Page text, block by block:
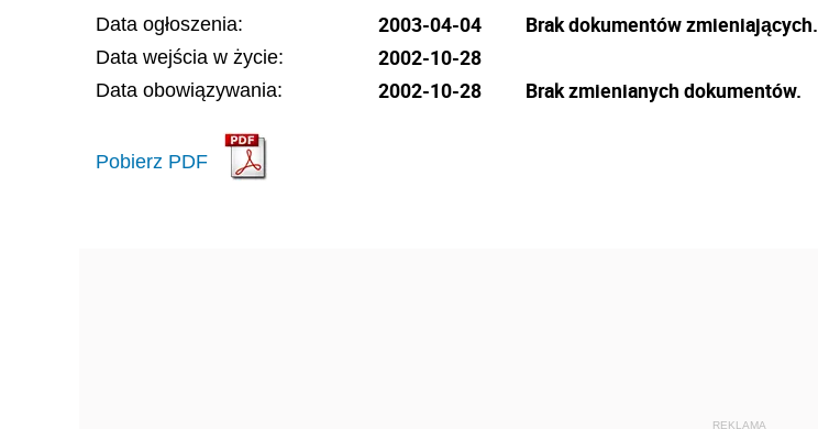
Data ogłoszenia: 2003-04-04
Data wejścia w życie: 2002-10-28
Data obowiązywania: 2002-10-28
Pobierz PDF
Brak dokumentów zmieniających.
Brak zmienianych dokumentów.